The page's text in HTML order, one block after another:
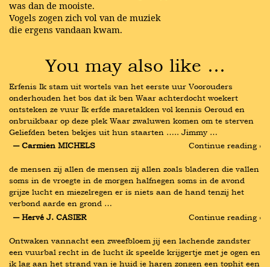
was dan de mooiste.
Vogels zogen zich vol van de muziek
die ergens vandaan kwam.
You may also like …
Erfenis Ik stam uit wortels van het eerste uur Voorouders
onderhouden het bos dat ik ben Waar achterdocht woekert
ontsteken ze vuur Ik erfde maretakken vol kennis Oeroud en
onbruikbaar op deze plek Waar zwaluwen komen om te sterven
Geliefden beten bekjes uit hun staarten ….. Jimmy …
― Carmien MICHELS
Continue reading ›
de mensen zij allen de mensen zij allen zoals bladeren die vallen
soms in de vroegte in de morgen halfnegen soms in de avond
grijze lucht en miezelregen er is niets aan de hand tenzij het
verbond aarde en grond …
― Hervé J. CASIER
Continue reading ›
Ontwaken vannacht een zweefbloem jij een lachende zandster
een vuurbal recht in de lucht ik speelde krijgertje met je ogen en
ik lag aan het strand van je huid je haren zongen een tophit een